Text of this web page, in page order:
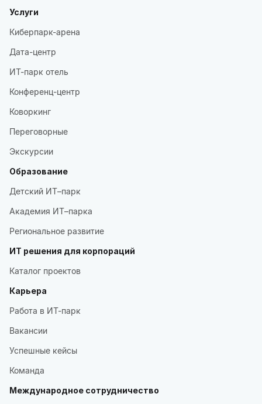
Услуги
Киберпарк-арена
Дата-центр
ИТ-парк отель
Конференц-центр
Коворкинг
Переговорные
Экскурсии
Образование
Детский ИТ–парк
Академия ИТ–парка
Региональное развитие
ИТ решения для корпораций
Каталог проектов
Карьера
Работа в ИТ-парк
Вакансии
Успешные кейсы
Команда
Международное сотрудничество